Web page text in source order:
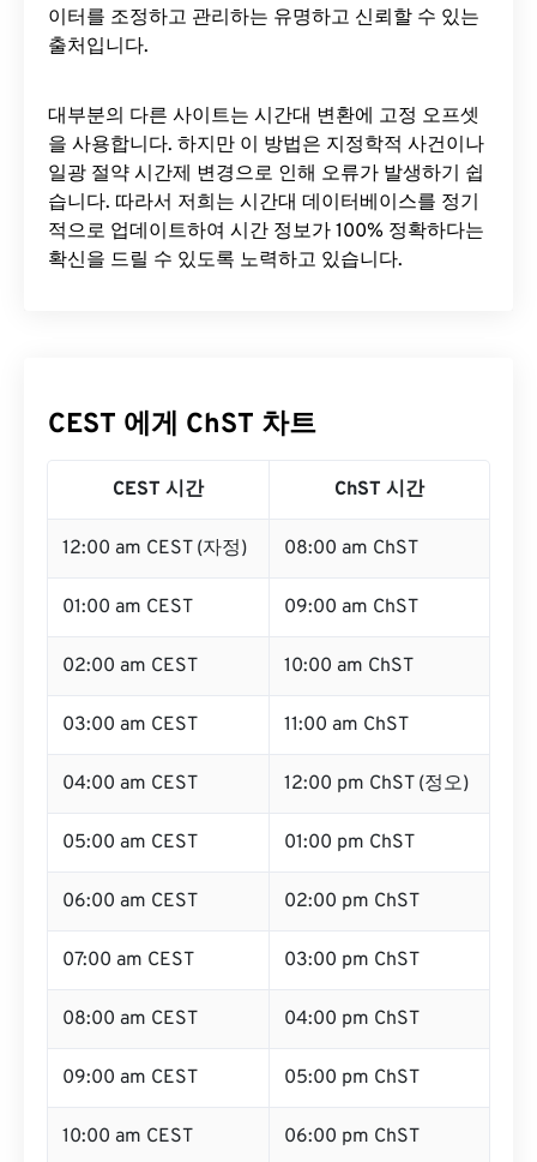
이터를 조정하고 관리하는 유명하고 신뢰할 수 있는
출처입니다.
대부분의 다른 사이트는 시간대 변환에 ​​고정 오프셋
을 사용합니다. 하지만 이 방법은 지정학적 사건이나
일광 절약 시간제 변경으로 인해 오류가 발생하기 쉽
습니다. 따라서 저희는 시간대 데이터베이스를 정기
적으로 업데이트하여 시간 정보가 100% 정확하다는
확신을 드릴 수 있도록 노력하고 있습니다.
CEST 에게 ChST 차트
CEST 시간 ChST 시간
12:00 am CEST (자정) 08:00 am ChST
01:00 am CEST 09:00 am ChST
02:00 am CEST 10:00 am ChST
03:00 am CEST 11:00 am ChST
04:00 am CEST 12:00 pm ChST (정오)
05:00 am CEST 01:00 pm ChST
06:00 am CEST 02:00 pm ChST
07:00 am CEST 03:00 pm ChST
08:00 am CEST 04:00 pm ChST
09:00 am CEST 05:00 pm ChST
10:00 am CEST 06:00 pm ChST